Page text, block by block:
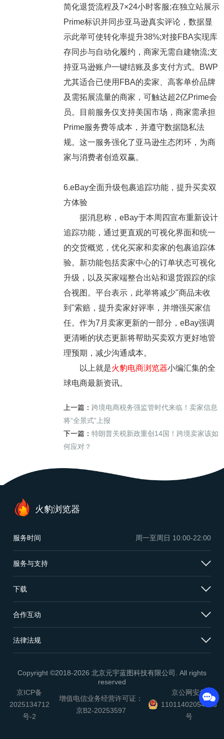
简化退货流程及7×24小时客服;在独立站展示
Prime标识并同步亚马逊真实评论，数据显
示此举可使转化率提升38%;对接FBA实现库
存同步与自动化履约，商家无需自建物流;支
持亚马逊账户一键结账及多支付方式。BWP
尤其适合已使用FBA的卖家、高客单价品牌
及需拓展流量的商家，可触达超2亿Prime会
员。目前服务仅支持美国市场，商家需承担
Prime服务费等成本，并遵守数据隐私法
规。这一服务强化了亚马逊生态闭环，为商
家与消费者创造双赢。
6.eBay全面升级包裹追踪功能，提升买卖双
方体验
据消息称，eBay于本周四宣布重新设计
追踪功能，通过更直观的可视化界面和统一
的交货概览，优化买家和卖家的包裹追踪体
验。新功能包括卖家中心的订单状态可视化
升级，以及买家端整合出站和退货跟踪的综
合视图。平台表示，此举将减少"商品未收
到"索赔，提升卖家好评率，并增强买家信
任。作为7月卖家更新的一部分，eBay强调
更清晰的状态更新将帮助买卖双方更好地管
理预期，减少沟通成本。
以上就是火豹电商浏览器小编汇集的全
球电商最新资讯。
上一篇： 跨境电商税务强监管时代来临！卖家信息
将“全景式”上报
下一篇： 特朗普关税新政重创14国！跨境卖家该如
何应对？
服务时间 周一至周日 10:00-22:00
火豹浏览器
服务与支持
下载
合作互动
法律法规
Copyright ©2018-2026 北京元宇蓝图科技有限公司. All rights
reserved
京ICP备
2025134712
号-2
增值电信业务经营许可证：
京B2-20253597
京公网安备
11011402054503
号